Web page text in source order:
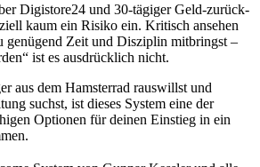
Digistore24 und 30-tägiger Geld-zurück-
kaum ein Risiko ein. Kritisch ansehen
genügend Zeit und Disziplin mitbringst –
ist es ausdrücklich nicht.
aus dem Hamsterrad rauswillst und
suchst, ist dieses System eine der
Optionen für deinen Einstieg in ein